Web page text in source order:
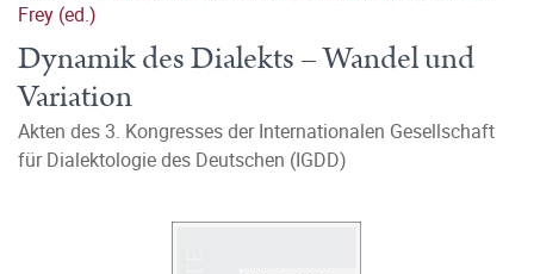
Frey (ed.)
Dynamik des Dialekts – Wandel und
Variation
Akten des 3. Kongresses der Internationalen Gesellschaft
für Dialektologie des Deutschen (IGDD)